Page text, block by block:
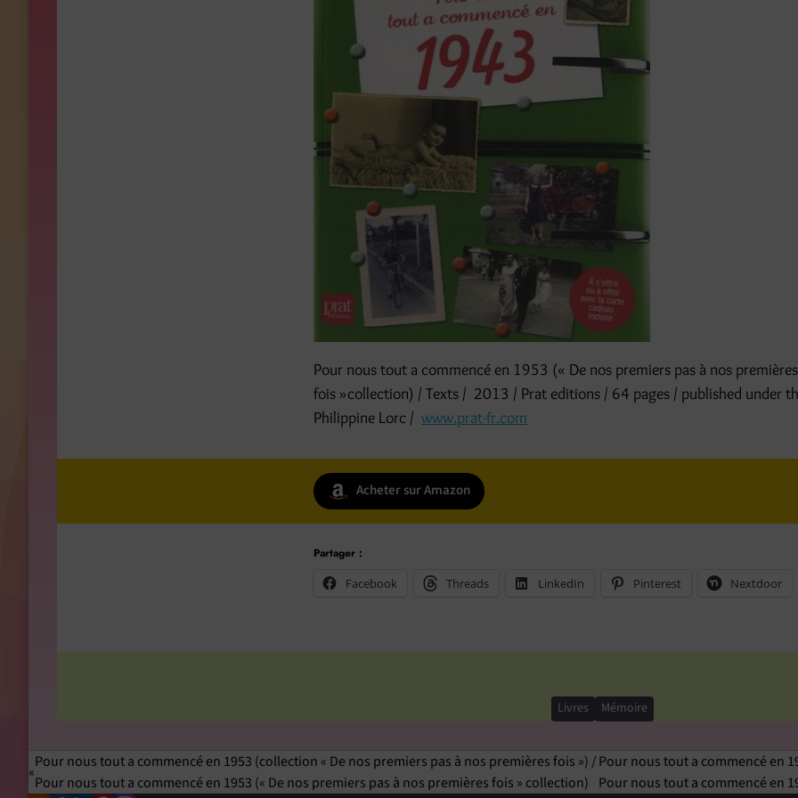
Pour nous tout a commencé en 1953 (« De nos premiers pas à nos premières
fois »collection) / Texts / 2013 / Prat editions / 64 pages / published under
Philippine Lorc / www.prat-fr.com
Acheter sur Amazon
Partager :
Facebook
Threads LinkedIn Pinterest Nextdoor
Livres Mémoire
Pour nous tout a commencé en 1953 (collection « De nos premiers pas à nos premières fois ») /
Pour nous tout a commencé en 1953 (« De nos premiers pas à nos premières fois » collection)
Pour nous tout a commencé en
Pour nous tout a commencé en